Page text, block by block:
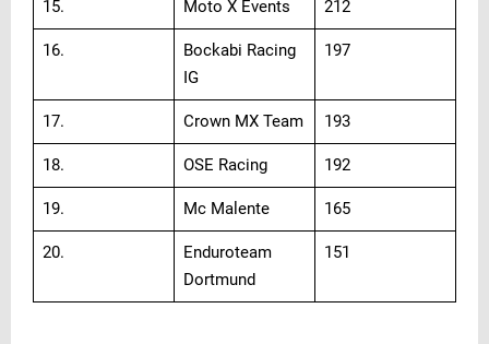
15. Moto X Events 212
16.
Bockabi Racing
IG
197
17. Crown MX Team 193
18. OSE Racing 192
19. Mc Malente 165
20.
Enduroteam
Dortmund
151